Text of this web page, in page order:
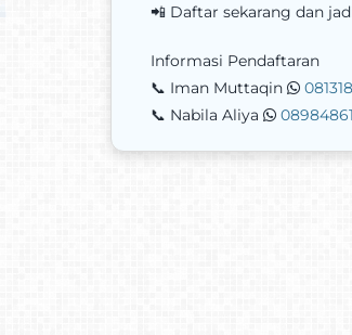
📲 Daftar sekarang dan
Informasi Pendaftaran
📞 Iman Muttaqin
📞 Nabila Aliya